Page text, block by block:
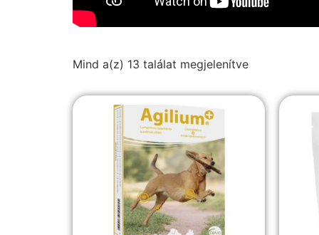
Mind a(z) 13 találat megjelenítve